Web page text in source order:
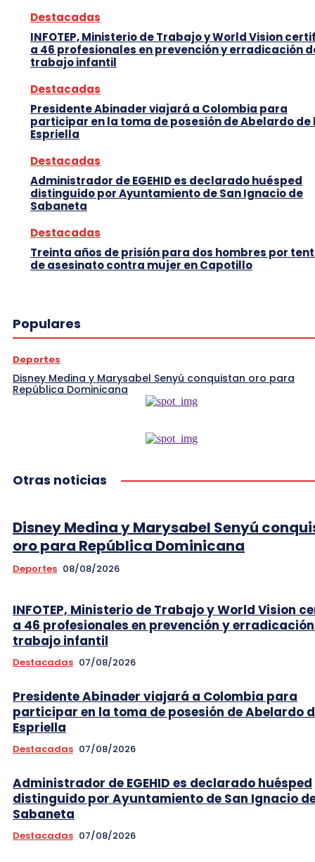
Destacadas
INFOTEP, Ministerio de Trabajo y World Vision
a 46 profesionales en prevención y erradicación
trabajo infantil
Destacadas
Presidente Abinader viajará a Colombia para
participar en la toma de posesión de Abelardo de
Espriella
Destacadas
Administrador de EGEHID es declarado huésped
distinguido por Ayuntamiento de San Ignacio de
Sabaneta
Destacadas
Treinta años de prisión para dos hombres por
de asesinato contra mujer en Capotillo
Populares
Deportes
Disney Medina y Marysabel Senyú conquistan oro para
República Dominicana
Otras noticias
Disney Medina y Marysabel Senyú
oro para República Dominicana
Deportes 08/08/2026
INFOTEP, Ministerio de Trabajo y World Vision
a 46 profesionales en prevención y
trabajo infantil
Destacadas 07/08/2026
Presidente Abinader viajará a Colombia para
participar en la toma de posesión de Abelardo
Espriella
Destacadas 07/08/2026
Administrador de EGEHID es declarado huésped
distinguido por Ayuntamiento de San Ignacio
Sabaneta
Destacadas 07/08/2026